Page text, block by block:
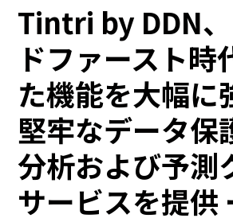
Tintri by DDN
ドファースト時
た機能を大幅に
堅牢なデータ保
分析および予測
サービスを提供